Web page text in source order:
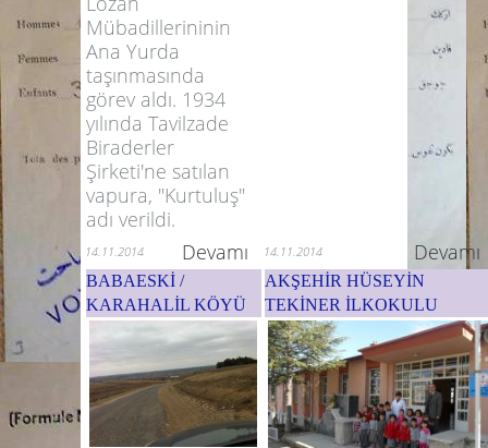
Mübadillerininin
Ana Yurda
taşınmasında
görev aldı. 1934
yılında Tavilzade
Biraderler
Şirketi'ne satılan
vapura, "Kurtuluş"
adı verildi.
14.11.2014 Devamı 14.11.2014 Devamı
BABAESKİ /
KARAHALİL KÖYÜ
AKŞEHİR HÜSEYİN
TEKİNER İLKOKULU